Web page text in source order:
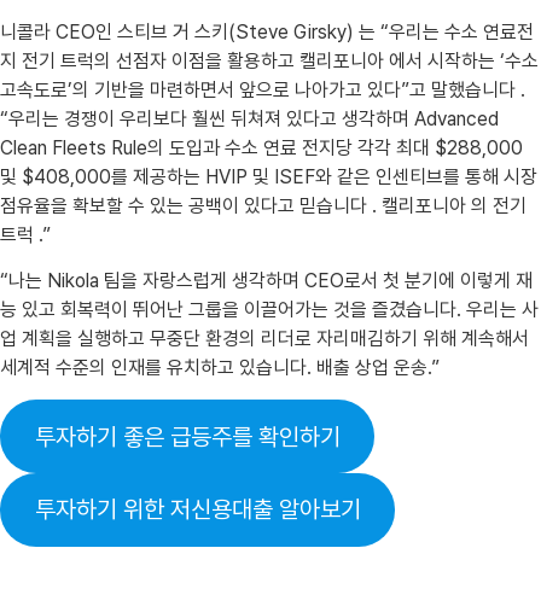
니콜라 CEO인 스티브 거 스키(Steve Girsky) 는 “우리는 수소 연료전
지 전기 트럭의 선점자 이점을 활용하고 캘리포니아 에서 시작하는 ‘수소
고속도로’의 기반을 마련하면서 앞으로 나아가고 있다”고 말했습니다 .
“우리는 경쟁이 우리보다 훨씬 뒤쳐져 있다고 생각하며 Advanced
Clean Fleets Rule의 도입과 수소 연료 전지당 각각 최대 $288,000
및 $408,000를 제공하는 HVIP 및 ISEF와 같은 인센티브를 통해 시장
점유율을 확보할 수 있는 공백이 있다고 믿습니다 . 캘리포니아 의 전기
트럭 .”
“나는 Nikola 팀을 자랑스럽게 생각하며 CEO로서 첫 분기에 이렇게 재
능 있고 회복력이 뛰어난 그룹을 이끌어가는 것을 즐겼습니다. 우리는 사
업 계획을 실행하고 무중단 환경의 리더로 자리매김하기 위해 계속해서
세계적 수준의 인재를 유치하고 있습니다. 배출 상업 운송.”
투자하기 좋은 급등주를 확인하기
투자하기 위한 저신용대출 알아보기